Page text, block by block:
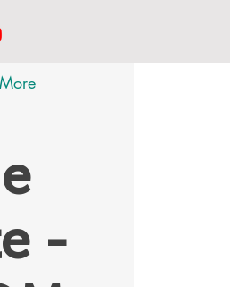
More
-